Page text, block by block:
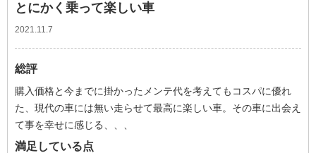
とにかく乗って楽しい車
2021.11.7
総評
購入価格と今までに掛かったメンテ代を考えてもコスパに優れ
た、現代の車には無い走らせて最高に楽しい車。その車に出会え
て事を幸せに感じる、、、
満足している点